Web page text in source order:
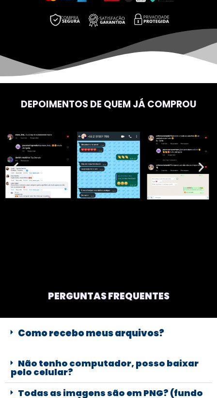
DEPOIMENTOS DE QUEM JÁ COMPROU
PERGUNTAS FREQUENTES
Como recebo meus arquivos?
Não tenho computador, posso baixar
pelo celular?
Todas as imagens são em PNG? (fundo